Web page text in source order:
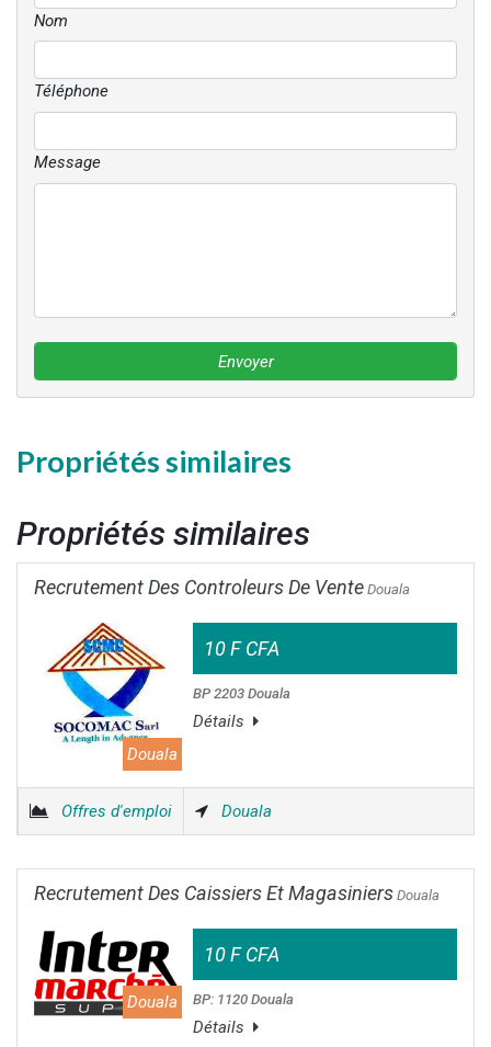
Nom
Téléphone
Message
Envoyer
Propriétés similaires
Propriétés similaires
Recrutement Des Controleurs De Vente Douala
Douala
10 F CFA
BP 2203 Douala
Détails
Offres d'emploi Douala
Recrutement Des Caissiers Et Magasiniers Douala
Douala
10 F CFA
BP: 1120 Douala
Détails